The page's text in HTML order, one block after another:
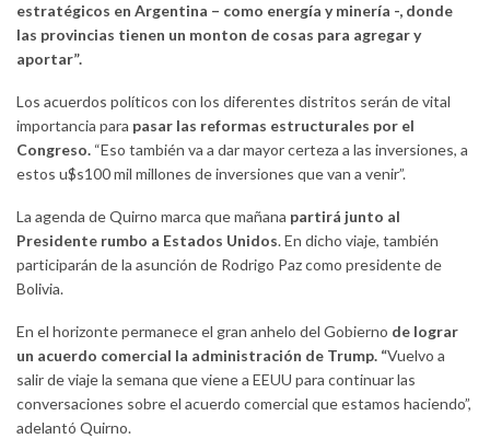
estratégicos en Argentina – como energía y minería -, donde
las provincias tienen un monton de cosas para agregar y
aportar”.
Los acuerdos políticos con los diferentes distritos serán de vital
importancia para pasar las reformas estructurales por el
Congreso. “Eso también va a dar mayor certeza a las inversiones, a
estos u$s100 mil millones de inversiones que van a venir”.
La agenda de Quirno marca que mañana partirá junto al
Presidente rumbo a Estados Unidos. En dicho viaje, también
participarán de la asunción de Rodrigo Paz como presidente de
Bolivia.
En el horizonte permanece el gran anhelo del Gobierno de lograr
un acuerdo comercial la administración de Trump. “Vuelvo a
salir de viaje la semana que viene a EEUU para continuar las
conversaciones sobre el acuerdo comercial que estamos haciendo”,
adelantó Quirno.